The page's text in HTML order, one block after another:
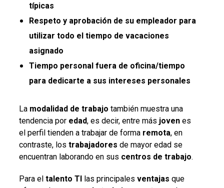
típicas
Respeto y aprobación de su empleador para
utilizar todo el tiempo de vacaciones
asignado
Tiempo personal fuera de oficina/tiempo
para dedicarte a sus intereses personales
La modalidad de trabajo también muestra una
tendencia por edad, es decir, entre más jovenes
el perfil tienden a trabajar de forma remota, en
contraste, los trabajadores de mayor edad se
encuentran laborando en sus centros de trabajo.
Para el talento TIlas principales ventajas que